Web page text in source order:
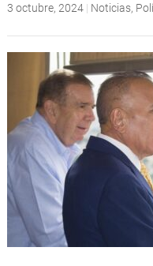
3 octubre, 2024| Noticias,